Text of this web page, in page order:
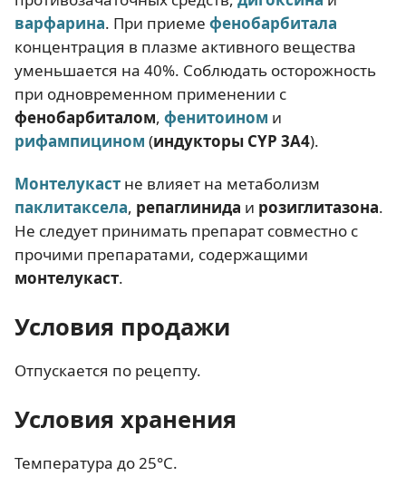
варфарина. При приеме фенобарбитала
концентрация в плазме активного вещества
уменьшается на 40%. Соблюдать осторожность
при одновременном применении с
фенобарбиталом, фенитоином и
рифампицином (индукторы CYP 3A4).
Монтелукаст не влияет на метаболизм
паклитаксела, репаглинида и розиглитазона.
Не следует принимать препарат совместно с
прочими препаратами, содержащими
монтелукаст.
Условия продажи
Отпускается по рецепту.
Условия хранения
Температура до 25°С.